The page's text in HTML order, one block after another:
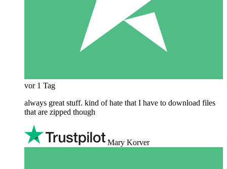
vor 1 Tag
always great stuff. kind of hate that I have to download files
that are zipped though
Mary Korver